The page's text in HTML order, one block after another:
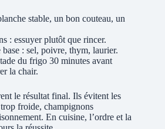
stable, un bon couteau, un
: essuyer plutôt que rincer.
base : sel, poivre, thym, laurier.
du frigo 30 minutes avant
la chair.
le résultat final. Ils évitent les
froide, champignons
En cuisine, l’ordre et la